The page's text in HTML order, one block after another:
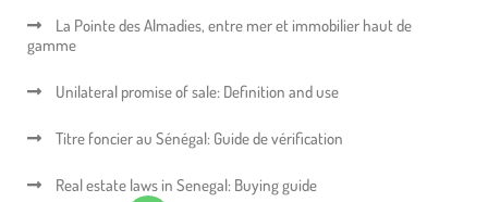
La Pointe des Almadies, entre mer et immobilier haut de
gamme
Unilateral promise of sale: Definition and use
Titre foncier au Sénégal: Guide de vérification
Real estate laws in Senegal: Buying guide